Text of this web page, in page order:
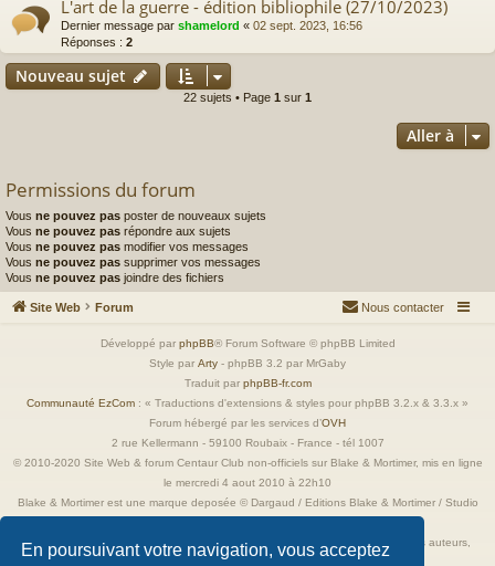
En poursuivant votre navigation, vous acceptez
L'art de la guerre - édition bibliophile (27/10/2023)
Dernier message par shamelord « 02 sept. 2023, 16:56
Réponses : 2
Nouveau sujet
22 sujets • Page 1 sur 1
Aller à
Permissions du forum
Vous ne pouvez pas poster de nouveaux sujets
Vous ne pouvez pas répondre aux sujets
Vous ne pouvez pas modifier vos messages
Vous ne pouvez pas supprimer vos messages
Vous ne pouvez pas joindre des fichiers
Site Web Forum Nous contacter
Développé par phpBB® Forum Software © phpBB Limited
Style par Arty - phpBB 3.2 par MrGaby
Traduit par phpBB-fr.com
Communauté EzCom : « Traductions d'extensions & styles pour phpBB 3.2.x & 3.3.x »
Forum hébergé par les services d’OVH
2 rue Kellermann - 59100 Roubaix - France - tél 1007
© 2010-2020 Site Web & forum Centaur Club non-officiels sur Blake & Mortimer, mis en ligne
le mercredi 4 aout 2010 à 22h10
Blake & Mortimer est une marque deposée © Dargaud / Editions Blake & Mortimer / Studio
Toutes les images incluses dans ces pages sont la propriété exclusive de leurs auteurs,
ayant droits et/ou éditeurs.